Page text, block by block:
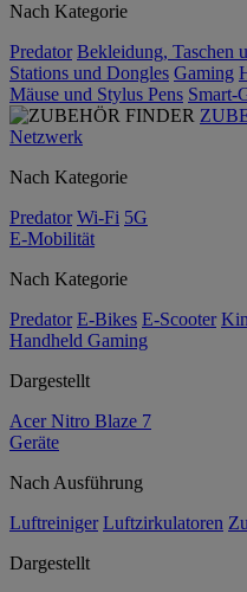
Nach Kategorie
Predator Bekleidung, Taschen
Stations und Dongles Gaming
Mäuse und Stylus Pens Smart-
Netzwerk
Nach Kategorie
Predator Wi-Fi 5G
E-Mobilität
Nach Kategorie
Predator E-Bikes E-Scooter
Handheld Gaming
Dargestellt
Acer Nitro Blaze 7
Geräte
Nach Ausführung
Luftreiniger Luftzirkulatoren
Dargestellt